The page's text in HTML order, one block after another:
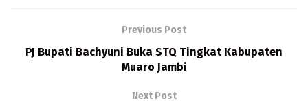
k
n
A
p
p
Previous Post
PJ Bupati Bachyuni Buka STQ Tingkat Kabupaten
Muaro Jambi
Next Post